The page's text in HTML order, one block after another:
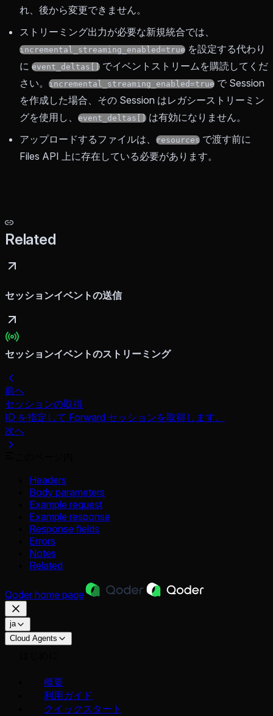
れ、後から変更できません。
ストリーミング出力が必要な新規統合では、
incremental_streaming_enabled=true を設定する代わり
に event_deltas[] でイベントストリームを購読してくだ
さい。
incremental_streaming_enabled=true で Session
を作成した場合、その Session はレガシーストリーミン
グを使用し、
event_deltas[] は有効になりません。
アップロードするファイルは、
resources で渡す前に
Files API 上に存在している必要があります。
Related
セッションイベントの送信
セッションイベントのストリーミング
前へ
セッションの取得
ID を指定して Forward セッションを取得します。
次へ
Headers
Body parameters
Example request
Example response
Response fields
Errors
Notes
Related
Qoder home page
ja
Cloud Agents
概要
利用ガイド
クイックスタート